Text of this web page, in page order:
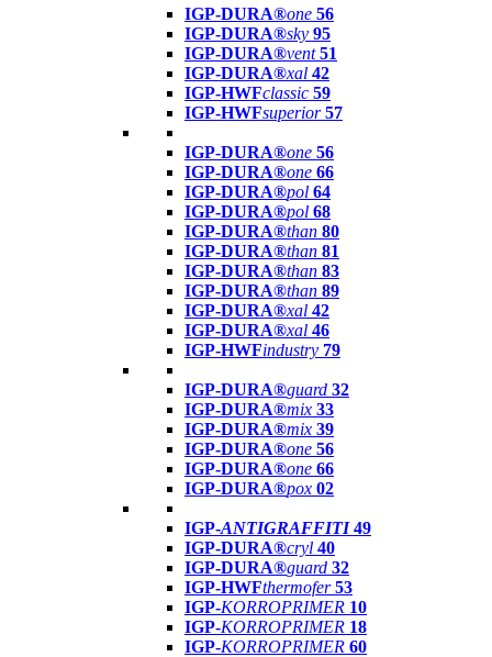
IGP-DURA®one 56
IGP-DURA®sky 95
IGP-DURA®vent 51
IGP-DURA®xal 42
IGP-HWFclassic 59
IGP-HWFsuperior 57
IGP-DURA®one 56
IGP-DURA®one 66
IGP-DURA®pol 64
IGP-DURA®pol 68
IGP-DURA®than 80
IGP-DURA®than 81
IGP-DURA®than 83
IGP-DURA®than 89
IGP-DURA®xal 42
IGP-DURA®xal 46
IGP-HWFindustry 79
IGP-DURA®guard 32
IGP-DURA®mix 33
IGP-DURA®mix 39
IGP-DURA®one 56
IGP-DURA®one 66
IGP-DURA®pox 02
IGP-ANTIGRAFFITI49
IGP-DURA®cryl 40
IGP-DURA®guard 32
IGP-HWFthermofer 53
IGP-KORROPRIMER 10
IGP-KORROPRIMER 18
IGP-KORROPRIMER 60